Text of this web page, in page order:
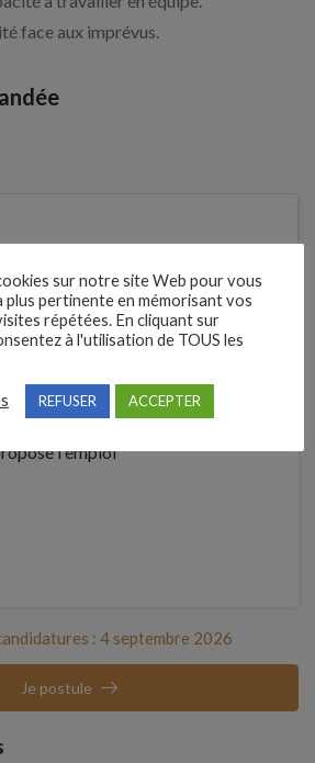
face aux imprévus.
: 4
Je postule
l'emploi
: 4 septembre 2026
Je postule
sur notre site Web pour vous
pertinente en mémorisant vos
répétées. En cliquant sur
à l'utilisation de TOUS les
REFUSER ACCEPTER